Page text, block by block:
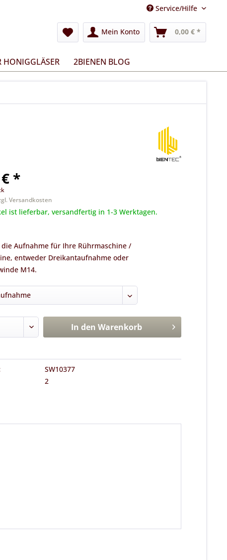
Service/Hilfe
Mein Konto 0,00 € *
HONIGGLÄSER 2BIENEN BLOG
*
Versandkosten
ist lieferbar, versandfertig in 1-3 Werktagen.
die Aufnahme für Ihre Rührmaschine /
entweder Dreikantaufnahme oder
M14.
In den Warenkorb
SW10377
2